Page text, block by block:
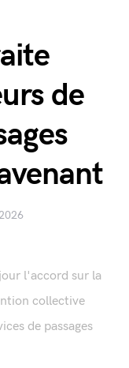
de
l'accord sur la
collective
de passages